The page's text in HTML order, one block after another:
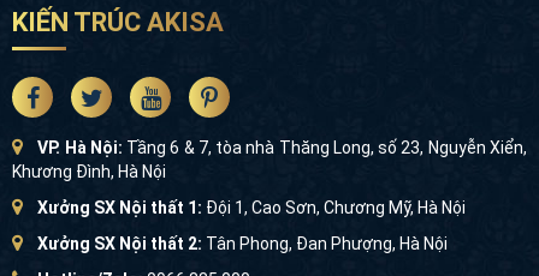
KIẾN TRÚC AKISA
VP. Hà Nội: Tầng 6 & 7, tòa nhà Thăng Long, số 23, Nguyễn Xiển,
Khương Đình, Hà Nội
Xưởng SX Nội thất 1: Đội 1, Cao Sơn, Chương Mỹ, Hà Nội
Xưởng SX Nội thất 2: Tân Phong, Đan Phượng, Hà Nội